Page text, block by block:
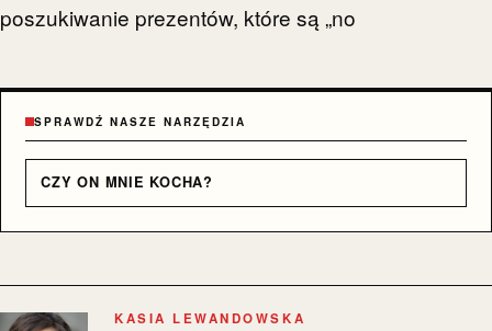
poszukiwanie prezentów, które są „no
SPRAWDŹ NASZE NARZĘDZIA
CZY ON MNIE KOCHA?
KASIA LEWANDOWSKA